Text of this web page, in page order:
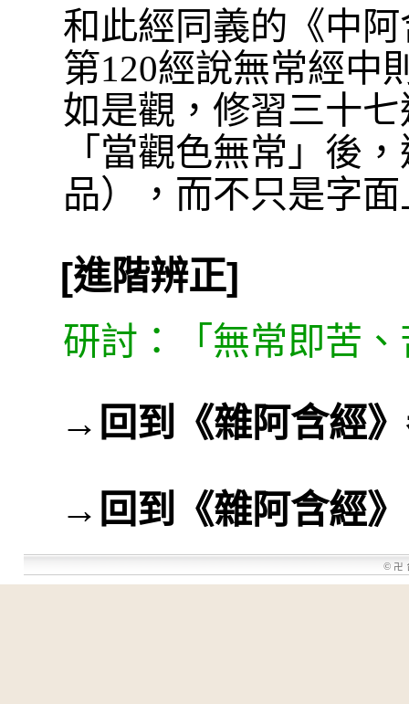
和此經同義的《中
第120經說無常經中
如是觀，修習三十
「當觀色無常」後
品），而不只是字
[進階辨正]
研討：「無常即苦
→ 回到《雜阿含經
→ 回到《雜阿含經》
© 卍